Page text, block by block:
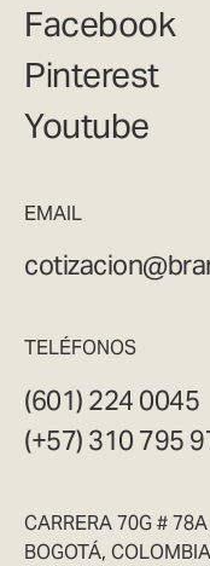
Facebook
Pinterest
Youtube
EMAIL
TELÉFONOS
(601) 224 0045
(+57) 310 795
CARRERA 70G #
BOGOTÁ, COLOMBIA